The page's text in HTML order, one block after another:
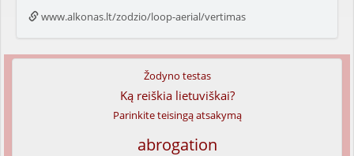
www.alkonas.lt/zodzio/loop-aerial/vertimas
Žodyno testas
Ką reiškia lietuviškai?
Parinkite teisingą atsakymą
abrogation